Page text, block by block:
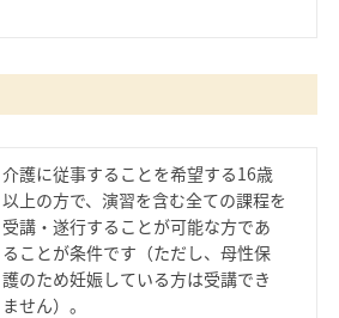
介護に従事することを希望する16歳
以上の方で、演習を含む全ての課程を
受講・遂行することが可能な方であ
ることが条件です（ただし、母性保
護のため妊娠している方は受講でき
ません）。